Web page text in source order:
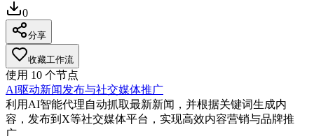
0
分享
收藏工作流
使用 10 个节点
AI驱动新闻发布与社交媒体推广
利用AI智能代理自动抓取最新新闻，并根据关键词生成内
容，发布到X等社交媒体平台，实现高效内容营销与品牌推
广。